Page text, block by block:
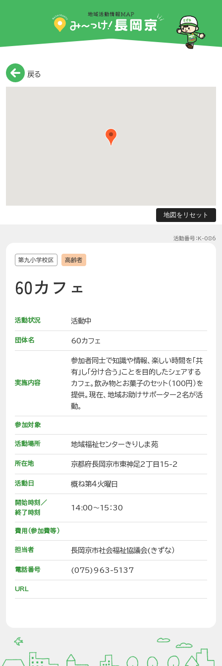
戻る
地図をリセット
活動番号：K-086
第九小学校区 高齢者
60カフェ
活動状況 活動中
団体名 60カフェ
実施内容
参加者同士で知識や情報、楽しい時間を「共
有」し「分け合う」ことを目的したシェアする
カフェ。飲み物とお菓子のセット（100円）を
提供。現在、地域お助けサポーター２名が活
動。
参加対象
活動場所 地域福祉センターきりしま苑
所在地 京都府長岡京市東神足2丁目15-2
活動日 概ね第４火曜日
開始時刻／
終了時刻
14:00～15：30
費用（参加費等）
担当者 長岡京市社会福祉協議会(きずな）
電話番号 (075)963-5137
URL